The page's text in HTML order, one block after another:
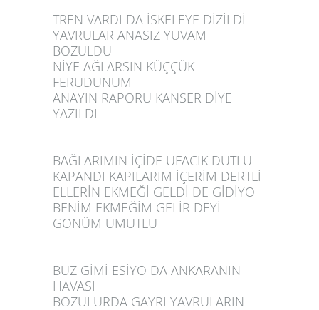
TREN VARDI DA İSKELEYE DİZİLDİ
YAVRULAR ANASIZ YUVAM
BOZULDU
NİYE AĞLARSIN KÜÇÇÜK
FERUDUNUM
ANAYIN RAPORU KANSER DİYE
YAZILDI
BAĞLARIMIN İÇİDE UFACIK DUTLU
KAPANDI KAPILARIM İÇERİM DERTLİ
ELLERİN EKMEĞİ GELDİ DE GİDİYO
BENİM EKMEĞİM GELİR DEYİ
GONÜM UMUTLU
BUZ GİMİ ESİYO DA ANKARANIN
HAVASI
BOZULURDA GAYRI YAVRULARIN